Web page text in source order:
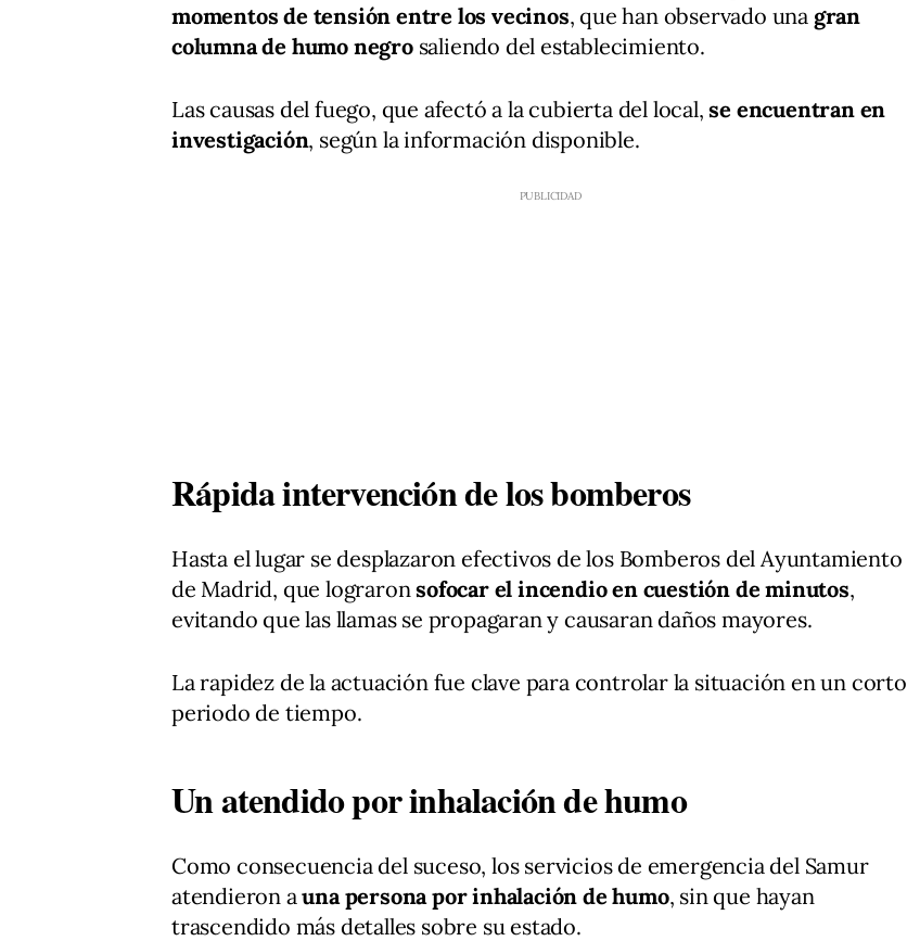
momentos de tensión entre los vecinos, que han observado una gran
columna de humo negrosaliendo del establecimiento.
Las causas del fuego, que afectó a la cubierta del local,se encuentran en
investigación, según la información disponible.
Rápida intervención de los bomberos
Hasta el lugar se desplazaron efectivos de los Bomberos del Ayuntamiento
de Madrid, que lograronsofocar el incendio en cuestión de minutos,
evitando que las llamas se propagaran y causaran daños mayores.
La rapidez de la actuación fue clave para controlar la situación en un corto
periodo de tiempo.
Un atendido por inhalación de humo
Como consecuencia del suceso, los servicios de emergencia del Samur
atendieron auna persona por inhalación de humo, sin que hayan
trascendido más detalles sobre su estado.